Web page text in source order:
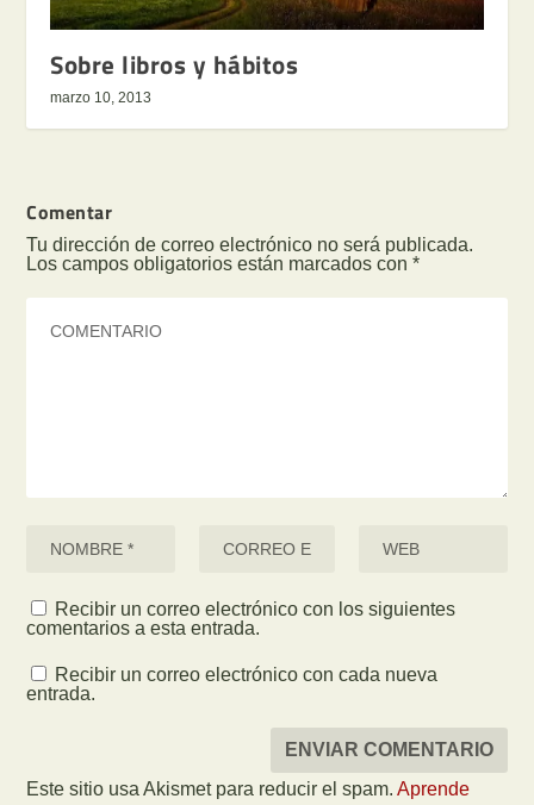
Sobre libros y hábitos
marzo 10, 2013
Comentar
Tu dirección de correo electrónico no será publicada.
Los campos obligatorios están marcados con*
Recibir un correo electrónico con los siguientes
comentarios a esta entrada.
Recibir un correo electrónico con cada nueva
entrada.
Este sitio usa Akismet para reducir el spam.Aprende